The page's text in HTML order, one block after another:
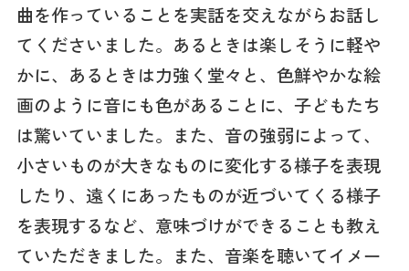
曲を作っていることを実話を交えながらお話し
てくださいました。あるときは楽しそうに軽や
かに、あるときは力強く堂々と、色鮮やかな絵
画のように音にも色があることに、子どもたち
は驚いていました。また、音の強弱によって、
小さいものが大きなものに変化する様子を表現
したり、遠くにあったものが近づいてくる様子
を表現するなど、意味づけができることも教え
ていただきました。また、音楽を聴いてイメー